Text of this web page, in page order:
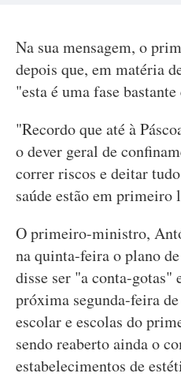
Na sua mensagem, o
depois que, em matéria
"esta é uma fase
"Recordo que até à
o dever geral de
correr riscos e deitar
saúde estão em primeiro
O primeiro-ministro,
na quinta-feira o plano
disse ser "a conta-gotas"
próxima segunda-feira
escolar e escolas do
sendo reaberto ainda o
estabelecimentos de